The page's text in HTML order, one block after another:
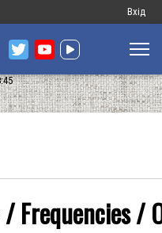
Меню
запису
Вхід
Frequencies /